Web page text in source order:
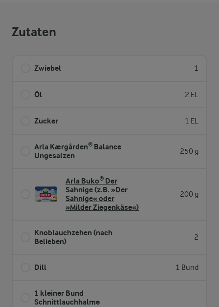
Zutaten
Zwiebel 1
Öl 2 EL
Zucker 1 EL
Arla Kærgården® Balance
Ungesalzen
250 g
Arla Buko® Der
Sahnige (z.B. »Der
Sahnige« oder
»Milder Ziegenkäse«)
200 g
Knoblauchzehen (nach
Belieben)
2
Dill 1 Bund
1 kleiner Bund
Schnittlauchhalme